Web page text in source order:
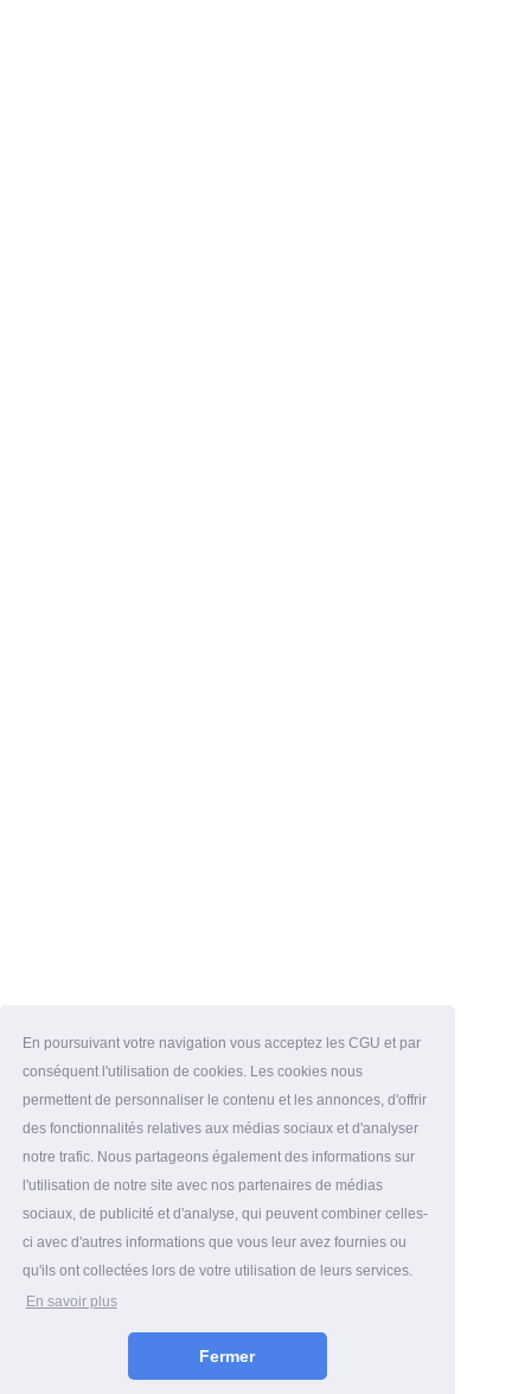
En poursuivant votre navigation vous acceptez les CGU et par
conséquent l'utilisation de cookies. Les cookies nous
permettent de personnaliser le contenu et les annonces, d'offrir
des fonctionnalités relatives aux médias sociaux et d'analyser
notre trafic. Nous partageons également des informations sur
l'utilisation de notre site avec nos partenaires de médias
sociaux, de publicité et d'analyse, qui peuvent combiner celles-
ci avec d'autres informations que vous leur avez fournies ou
qu'ils ont collectées lors de votre utilisation de leurs services.
En savoir plus
Fermer